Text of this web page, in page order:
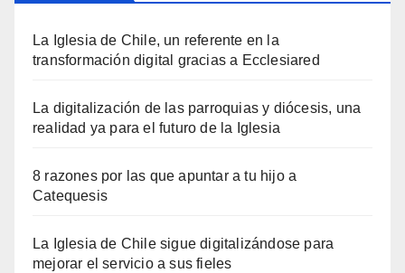
La Iglesia de Chile, un referente en la
transformación digital gracias a Ecclesiared
La digitalización de las parroquias y diócesis, una
realidad ya para el futuro de la Iglesia
8 razones por las que apuntar a tu hijo a
Catequesis
La Iglesia de Chile sigue digitalizándose para
mejorar el servicio a sus fieles